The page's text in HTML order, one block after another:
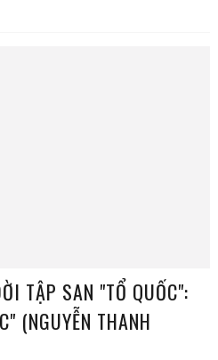
TẬP SAN "TỔ QUỐC":
(NGUYỄN THANH